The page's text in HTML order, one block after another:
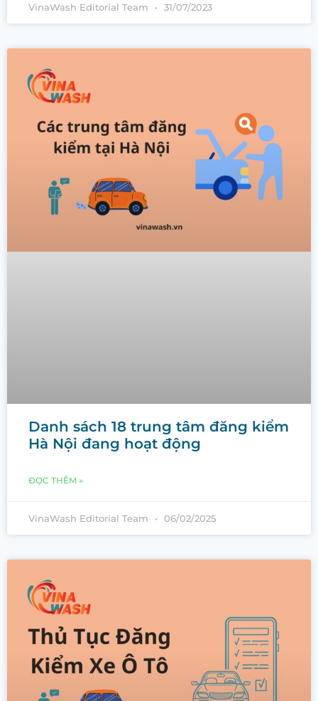
VinaWash Editorial Team 31/07/2023
Danh sách 18 trung tâm đăng kiểm
Hà Nội đang hoạt động
ĐỌC THÊM »
VinaWash Editorial Team 06/02/2025